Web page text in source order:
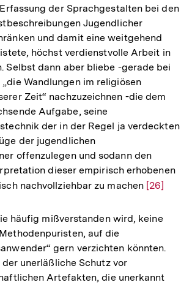
der Sprachgestalten bei den
Jugendlicher
und damit eine weitgehend
höchst verdienstvolle Arbeit in
Selbst dann aber bliebe -gerade bei
Wandlungen im religiösen
Zeit“ nachzuzeichnen -die dem
Aufgabe, seine
der in der Regel ja verdeckten
der jugendlichen
offenzulegen und sodann den
dieser empirisch erhobenen
nachvollziehbar zu machen Zur
der
[26]
häufig mißverstanden wird, keine
auf die
gern verzichten könnten.
unerläßliche Schutz vor
Artefakten, die unerkannt